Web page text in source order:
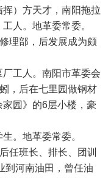
）方天才，南阳拖拉
人。地革委常委。
理部，后发展成为颇
工人。南阳市革委会
，后在七里园做钢材
园》的6层小楼，豪
。地革委常委。
任班长、排长、团训
到河南油田，曾任油